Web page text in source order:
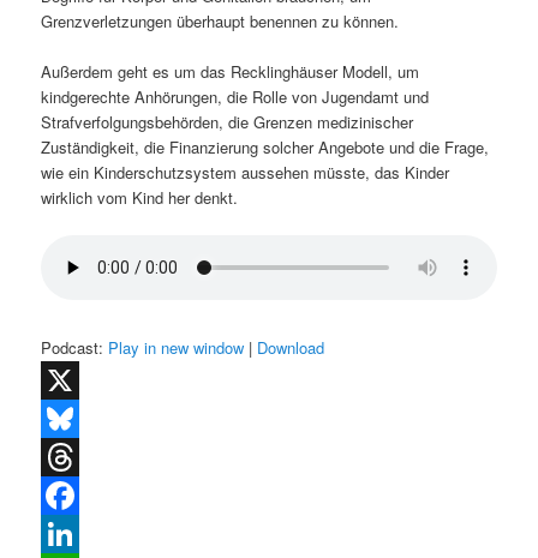
Grenzverletzungen überhaupt benennen zu können.
Außerdem geht es um das Recklinghäuser Modell, um
kindgerechte Anhörungen, die Rolle von Jugendamt und
Strafverfolgungsbehörden, die Grenzen medizinischer
Zuständigkeit, die Finanzierung solcher Angebote und die Frage,
wie ein Kinderschutzsystem aussehen müsste, das Kinder
wirklich vom Kind her denkt.
Podcast: Play in new window | Download
X
Bluesky
Threads
Facebook